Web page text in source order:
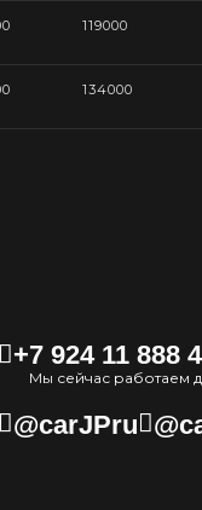
119000
134000
+7 924 11 888
Мы сейчас работаем
@carJPru